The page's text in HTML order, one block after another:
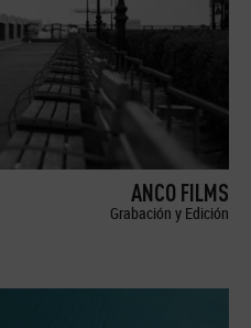
ANCO FILMS
Grabación y Edición